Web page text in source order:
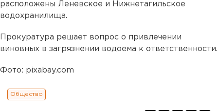
расположены Леневское и Нижнетагильское
водохранилища.
Прокуратура решает вопрос о привлечении
виновных в загрязнении водоема к ответственности.
Фото: pixabay.com
Общество